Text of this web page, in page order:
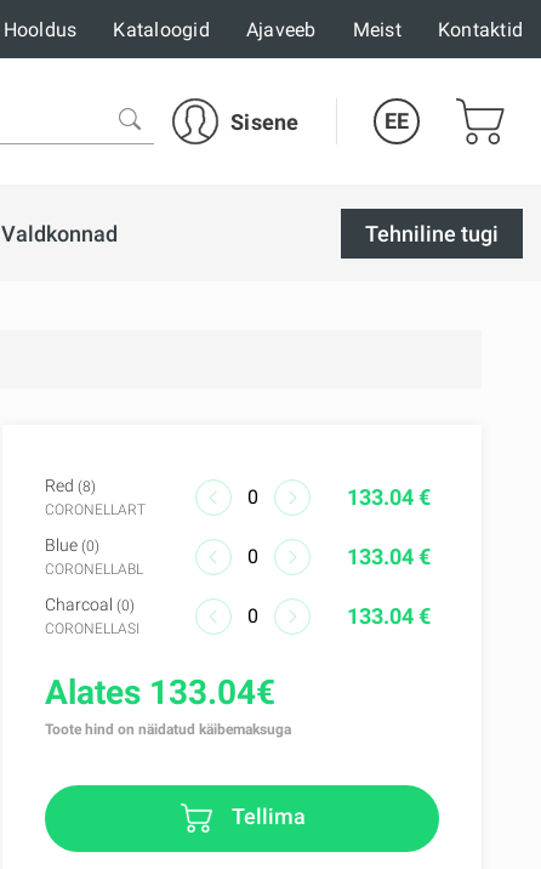
Hooldus Kataloogid Ajaveeb Meist Kontaktid
Sisene EE
Valdkonnad Tehniline tugi
Red (8)
CORONELLART
133.04 €
Blue (0)
CORONELLABL
133.04 €
Charcoal (0)
CORONELLASI
133.04 €
Alates 133.04€
Toote hind on näidatud käibemaksuga
Tellima